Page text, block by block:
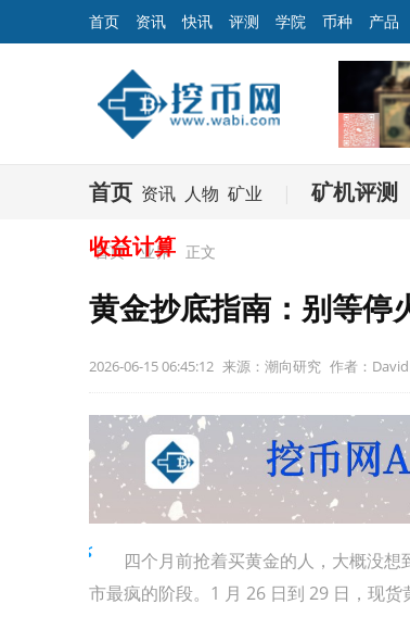
首页 资讯 快讯 评测 学院 币种 产品
首页 资讯 人物 矿业 矿机评测
收益计算
首页 业界 正文
黄金抄底指南：别等停
2026-06-15 06:45:12 来源：潮向研究 作者：David
四个月前抢着买黄金的人，大概没
市最疯的阶段。1 月 26 日到 29 日，现